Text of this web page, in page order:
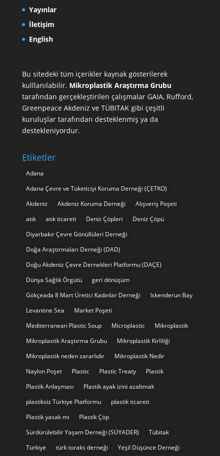
Yayınlar
İletişim
English
Bu sitedeki tüm içerikler kaynak gösterilerek
kulllanılabilir. Mikroplastik Araştırma Grubu
tarafından gerçekleştirilen çalışmalar GAIA, Rufford,
Greenpeace Akdeniz ve TÜBITAKgibi çeşitli
kuruluşlar tarafından desteklenmiş ya da
destekleniyordur.
Etiketler
Adana
Adana Çevre ve Tüketiciyi Koruma Derneği (ÇETKO)
Akdeniz
Akdeniz Koruma Derneği
Alışveriş Poşeti
atık
atık ticareti Deniz Çöpleri
Deniz Çöpü
Diyarbakır Çevre Gönüllüleri Derneği
Doğa Araştırmaları Derneği (DAD)
Doğu Akdeniz Çevre Dernekleri Platformu (DAÇE)
Dünya Sağlık Örgütü
geri dönüşüm
Gökçeada 8 Mart Üretici Kadınlar Derneği
Iskenderun Bay
Levantine Sea
Market Poşeti
Mediterranean Plastic Soup
Microplastic
Mikroplastik
Mikroplastik Araştırma Grubu
Mikroplastik Kirliliği
Mikroplastik neden zararlıdır
Mikroplastik Nedir
Naylon Poşet
Plastic Plastic Treaty
Plastik
Plastik Anlaşması
Plastik ayak izini azaltmak
plastiksiz Türkiye Platformu
plastik ticareti
Plastik yasak mı
Plastik Çöp
Sürdürülebilir Yaşam Derneği (SÜYADER)
Tübitak
Türkiye
türk toraks derneği Yeşil Düşünce Derneği